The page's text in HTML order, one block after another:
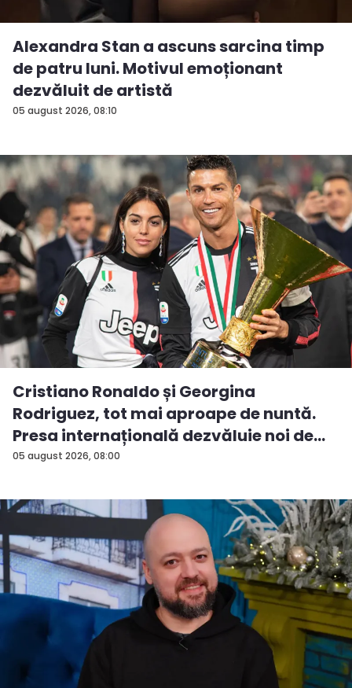
05 august 2026, 08:10
Alexandra Stan a ascuns sarcina timp
de patru luni. Motivul emoționant
dezvăluit de artistă
05 august 2026, 08:00
Cristiano Ronaldo și Georgina
Rodriguez, tot mai aproape de nuntă.
Presa internațională dezvăluie noi de...